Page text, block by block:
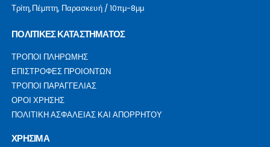
Τρίτη,Πέμπτη, Παρασκευή / 10πμ-8μμ
ΠΟΛΙΤΙΚΕΣ ΚΑΤΑΣΤΗΜΑΤΟΣ
ΤΡΟΠΟΙ ΠΛΗΡΩΜΗΣ
ΕΠΙΣΤΡΟΦΕΣ ΠΡΟΙΟΝΤΩΝ
ΤΡΟΠΟΙ ΠΑΡΑΓΓΕΛΙΑΣ
ΟΡΟΙ ΧΡΗΣΗΣ
ΠΟΛΙΤΙΚΗ ΑΣΦΑΛΕΙΑΣ ΚΑΙ ΑΠΟΡΡΗΤΟΥ
ΧΡΗΣΙΜΑ